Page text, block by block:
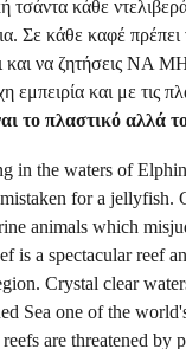
τσάντα κάθε
Σε κάθε καφέ πρέπει
και να ζητήσεις ΝΑ
εμπειρία και με τις
το πλαστικό αλλά